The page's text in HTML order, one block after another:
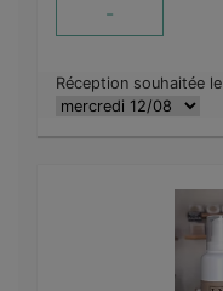
-
Réception souhaitée le